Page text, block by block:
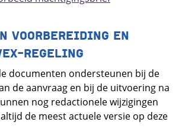
VOORBEREIDING EN
REGELING
documenten ondersteunen bij de
de aanvraag en bij de uitvoering na
nog redactionele wijzigingen
de meest actuele versie op deze